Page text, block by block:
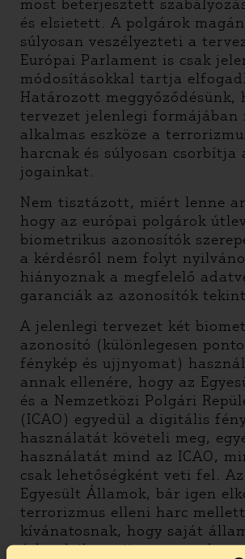
most beterjesztett
és elsietett. A polgárok
súlyosan veszélyezteti a
Európai Parlament is csak
módosításokkal tartja
Határozott meggyőződésünk,
tervezet jelenlegi formájában
alkalmas eszköze a
harcnak és súlyosan csorbítja
jogainkat.
Nem tisztázott, miért lenne
hogy az európai polgárok
biometrikus azonosítók
a kérdésről nem folyt
hiányoznak a megfelelő
garanciák az azonosítók
A jelenlegi tervezet két
azonosító (különlegesen
fénykép és ujjnyomat)
annak ellenére, hogy az
és a Nemzetközi Polgári
(ICAO) egyedül a digitális
használatát követeli meg,
használatát mind az ICAO,
csak lehetőségként veti fel.
Egyesült Államok, bár igen
terrorizmus elleni harc
kívánatosnak, hogy saját
útleveleiben ujjnyomatot